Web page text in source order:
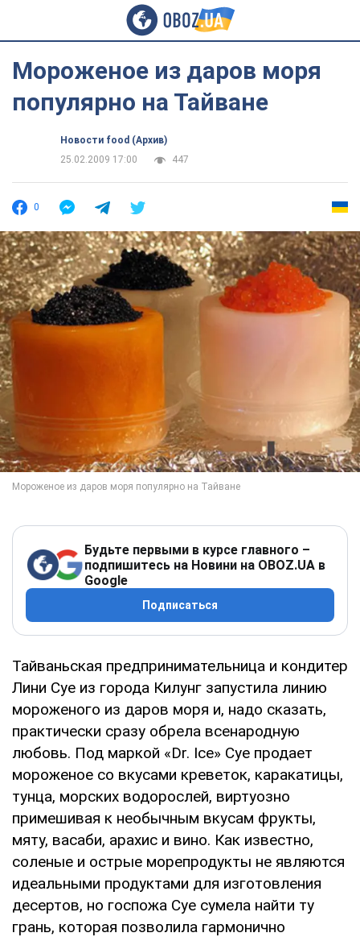
Мороженое из даров моря
популярно на Тайване
Новости food (Архив)
25.02.2009 17:00
447
0
Будьте первыми в курсе главного –
подпишитесь на Новини на OBOZ.UA в
Google
Подписаться
Тайваньская предпринимательница и кондитер
Лини Суе из города Килунг запустила линию
мороженого из даров моря и, надо сказать,
практически сразу обрела всенародную
любовь. Под маркой «Dr. Ice» Суе продает
мороженое со вкусами креветок, каракатицы,
тунца, морских водорослей, виртуозно
примешивая к необычным вкусам фрукты,
мяту, васаби, арахис и вино. Как известно,
соленые и острые морепродукты не являются
идеальными продуктами для изготовления
десертов, но госпожа Суе сумела найти ту
грань, которая позволила гармонично